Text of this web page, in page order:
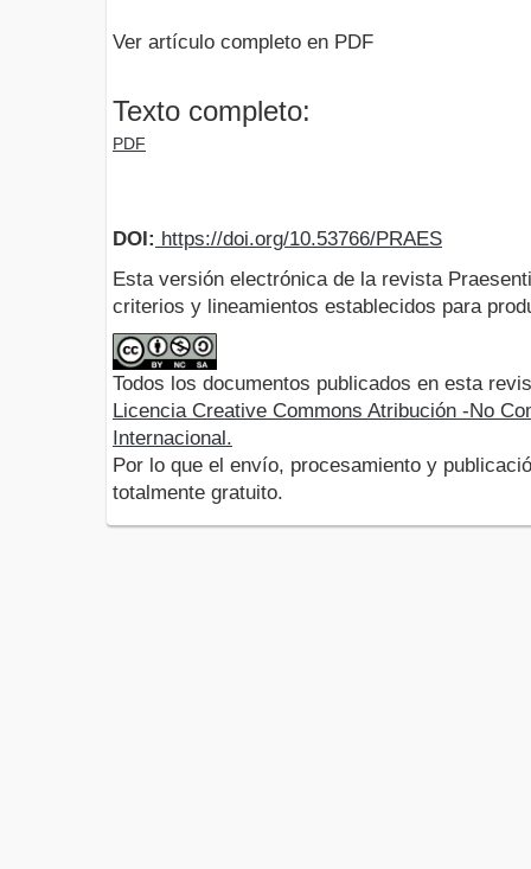
Ver artículo completo en PDF
Texto completo:
PDF
DOI: https://doi.org/10.53766/PRAES
Esta versión electrónica de la revista
criterios y lineamientos establecidos para
Todos los documentos publicados en esta
Licencia Creative Commons Atribución -No
Internacional.
Por lo que el envío, procesamiento y
totalmente gratuito.